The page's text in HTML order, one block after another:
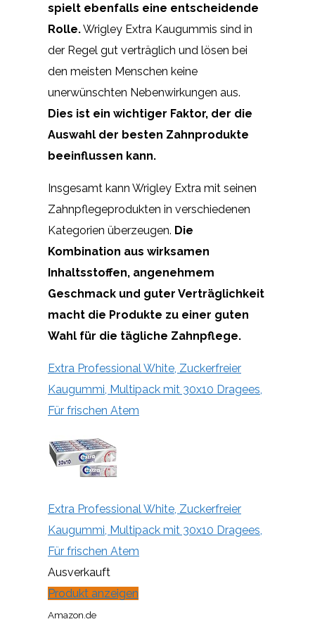
spielt ebenfalls eine entscheidende
Rolle.Wrigley Extra Kaugummis sind in
der Regel gut verträglich und lösen bei
den meisten Menschen keine
unerwünschten Nebenwirkungen aus.
Dies ist ein wichtiger Faktor, der die
Auswahl der besten Zahnprodukte
beeinflussen kann.
Insgesamt kann Wrigley Extra mit seinen
Zahnpflegeprodukten in verschiedenen
Kategorien überzeugen. Die
Kombination aus wirksamen
Inhaltsstoffen, angenehmem
Geschmack und guter Verträglichkeit
macht die Produkte zu einer guten
Wahl für die tägliche Zahnpflege.
Extra Professional White, Zuckerfreier
Kaugummi, Multipack mit 30x10 Dragees,
Für frischen Atem
Extra Professional White, Zuckerfreier
Kaugummi, Multipack mit 30x10 Dragees,
Für frischen Atem
Ausverkauft
Produkt anzeigen
Amazon.de